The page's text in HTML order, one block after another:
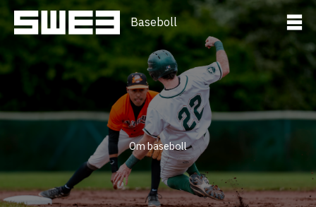
Hoppa
innehåll
Baseboll
Om baseboll